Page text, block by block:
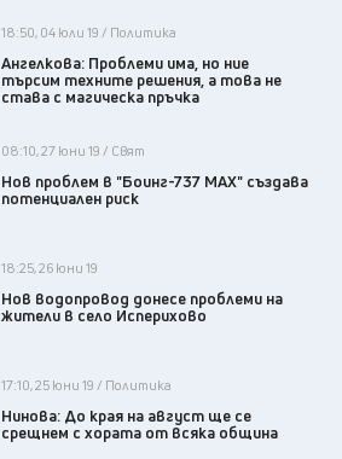
18:50, 04 юли 19 / Политика
Ангелкова: Проблеми има, но ние
търсим техните решения, а това не
става с магическа пръчка
08:10, 27 юни 19 / Свят
Нов проблем в "Боинг-737 МАХ" създава
потенциален риск
18:25, 26 юни 19
Нов водопровод донесе проблеми на
жители в село Исперихово
17:10, 25 юни 19 / Политика
Нинова: До края на август ще се
срещнем с хората от всяка община